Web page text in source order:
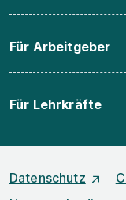
Für Arbeitgeber
Für Lehrkräfte
Datenschutz